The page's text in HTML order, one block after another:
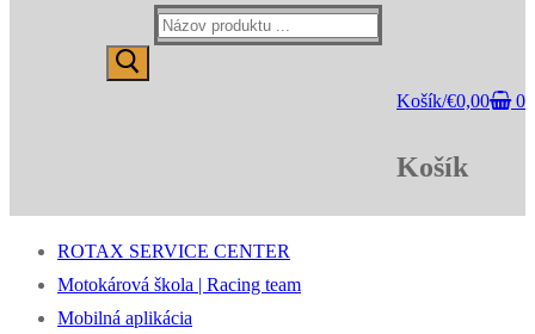
Hľadať:
Košík/€0,00 0
Košík
ROTAX SERVICE CENTER
Motokárová škola | Racing team
Mobilná aplikácia